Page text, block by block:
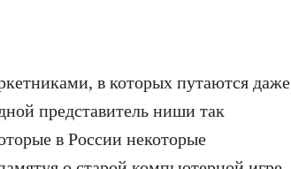
в которых путаются даже
представитель ниши так
в России некоторые